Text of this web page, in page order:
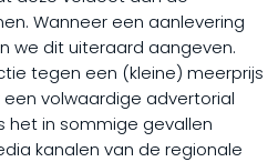
Wanneer een aanlevering
we dit uiteraard aangeven.
tegen een (kleine) meerprijs
volwaardige advertorial
het in sommige gevallen
kanalen van de regionale